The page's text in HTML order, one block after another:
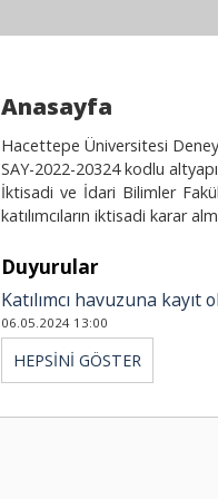
Anasayfa
Hacettepe Üniversitesi
SAY-2022-20324 kodlu
İktisadi ve İdari Bilimler
katılımcıların iktisadi karar
Duyurular
Katılımcı havuzuna kayıt
06.05.2024 13:00
HEPSİNİ GÖSTER